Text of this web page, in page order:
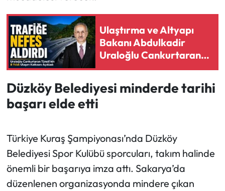
Ulaştırma ve Altyapı
Bakanı Abdulkadir
Uraloğlu Cankurtaran
Tüneli’nin Bölgesel
Ulaşım Gücünü Açıkladı
Düzköy Belediyesi minderde tarihi
başarı elde etti
Türkiye Kuraş Şampiyonası’nda Düzköy
Belediyesi Spor Kulübü sporcuları, takım halinde
önemli bir başarıya imza attı. Sakarya’da
düzenlenen organizasyonda mindere çıkan